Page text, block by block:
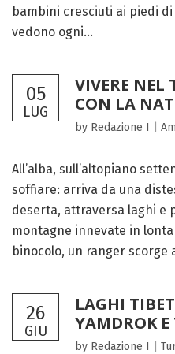
bambini cresciuti ai piedi
vedono ogni...
05
LUG
VIVERE NEL
CON LA
by Redazione I
All’alba, sull’altopiano
soffiare: arriva da una
deserta, attraversa laghi e
montagne innevate in
binocolo, un ranger scorge
26
GIU
LAGHI
YAMDROK
by Redazione I